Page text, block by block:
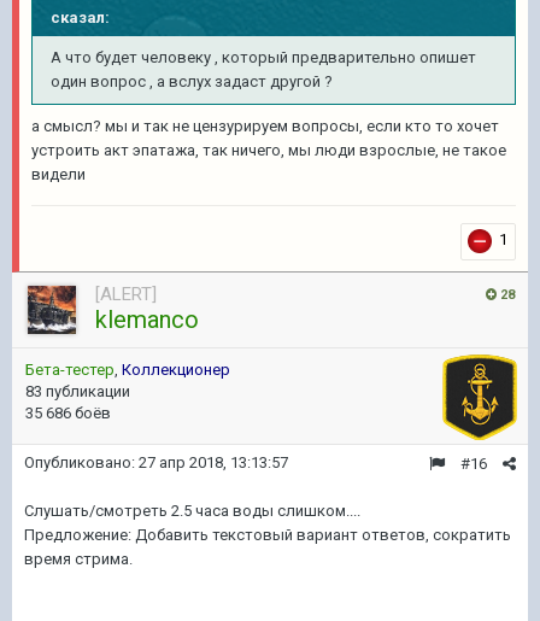
сказал:
А что будет человеку , который предварительно опишет
один вопрос , а вслух задаст другой ?
а смысл? мы и так не цензурируем вопросы, если кто то хочет
устроить акт эпатажа, так ничего, мы люди взрослые, не такое
видели
1
28
[ALERT]
klemanco
Бета-тестер, Коллекционер
83 публикации
35 686 боёв
#16
Опубликовано: 27 апр 2018, 13:13:57
Слушать/смотреть 2.5 часа воды слишком....
Предложение: Добавить текстовый вариант ответов, сократить
время стрима.